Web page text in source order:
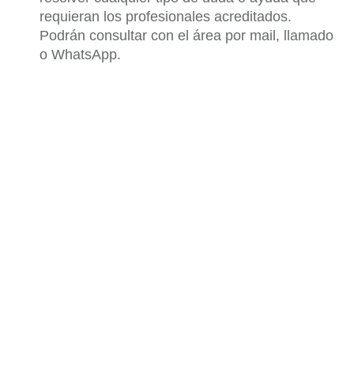
requieran los profesionales acreditados.
Podrán consultar con el área por mail, llamado
o WhatsApp.